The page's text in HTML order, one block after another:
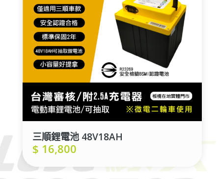
三順鋰電池 48V18AH
$ 16,800